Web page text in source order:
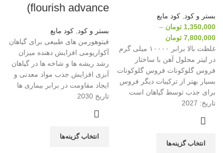
بستر و کود, کود مایع
1,350,000 تومان –
7,800,000 تومان
غلظت بالا برابر ۱۰۰۰۰ میلی گرم
در لیتر محلول آهن با ساختار
فروس گلوکونات فروس گلوکونات
بسیار بهتر از ترکیبات دیگر فروس
برای جذب توسط گیاهان است
تاریخ: 2027
انتخاب گزینه‌ها
flourish advance)
بستر و کود, کود مایع
فیتوهورمن های طبیعی برای گیاهان
آکواریومی افزایش دهنده میزان
رشد ریشه ها و شاخه ها در گیاهان
آبزی افزایش جذب مواد معدنی و
ایجاد مقاومت در برابر بیماری ها
تاریخ 2030
انتخاب گزینه‌ها